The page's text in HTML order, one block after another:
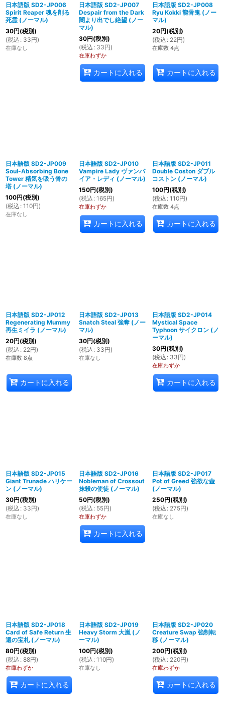
日本語版 SD2-JP006
Spirit Reaper 魂を削る
死霊 (ノーマル)
30円(税別)
(税込 : 33円)
在庫なし
日本語版 SD2-JP007
Despair from the Dark
闇より出でし絶望 (ノー
マル)
30円(税別)
(税込 : 33円)
在庫わずか
カートに入れる
日本語版 SD2-JP008
Ryu Kokki 龍骨鬼 (ノー
マル)
20円(税別)
(税込 : 22円)
在庫数 4点
カートに入れる
日本語版 SD2-JP009
Soul-Absorbing Bone
Tower 精気を吸う骨の
塔 (ノーマル)
100円(税別)
(税込 : 110円)
在庫なし
日本語版 SD2-JP010
Vampire Lady ヴァンパ
イア・レディ (ノーマル)
150円(税別)
(税込 : 165円)
在庫わずか
カートに入れる
日本語版 SD2-JP011
Double Coston ダブル
コストン (ノーマル)
100円(税別)
(税込 : 110円)
在庫数 4点
カートに入れる
日本語版 SD2-JP012
Regenerating Mummy
再生ミイラ (ノーマル)
20円(税別)
(税込 : 22円)
在庫数 8点
カートに入れる
日本語版 SD2-JP013
Snatch Steal 強奪 (ノー
マル)
30円(税別)
(税込 : 33円)
在庫なし
日本語版 SD2-JP014
Mystical Space
Typhoon サイクロン (ノ
ーマル)
30円(税別)
(税込 : 33円)
在庫わずか
カートに入れる
日本語版 SD2-JP015
Giant Trunade ハリケー
ン (ノーマル)
30円(税別)
(税込 : 33円)
在庫なし
日本語版 SD2-JP016
Nobleman of Crossout
抹殺の使徒 (ノーマル)
50円(税別)
(税込 : 55円)
在庫わずか
カートに入れる
日本語版 SD2-JP017
Pot of Greed 強欲な壺
(ノーマル)
250円(税別)
(税込 : 275円)
在庫なし
日本語版 SD2-JP018
Card of Safe Return 生
還の宝札 (ノーマル)
80円(税別)
(税込 : 88円)
在庫わずか
カートに入れる
日本語版 SD2-JP019
Heavy Storm 大嵐 (ノ
ーマル)
100円(税別)
(税込 : 110円)
在庫なし
日本語版 SD2-JP020
Creature Swap 強制転
移 (ノーマル)
200円(税別)
(税込 : 220円)
在庫わずか
カートに入れる